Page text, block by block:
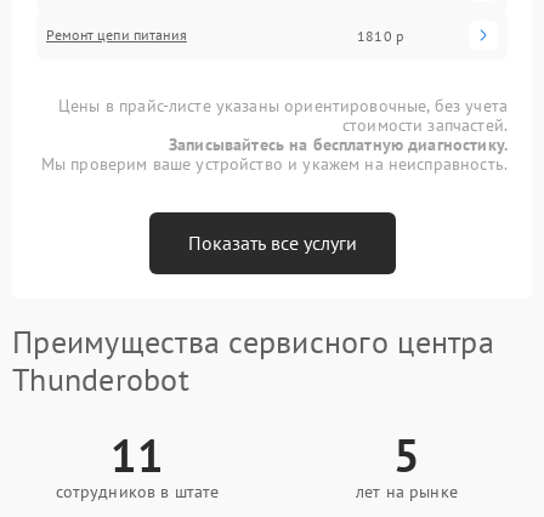
Ремонт цепи питания 1810 р
Цены в прайс-листе указаны ориентировочные, без учета
стоимости запчастей.
Записывайтесь на бесплатную диагностику.
Мы проверим ваше устройство и укажем на неисправность.
Показать все услуги
Преимущества сервисного центра
Thunderobot
11
сотрудников в штате
5
лет на рынке